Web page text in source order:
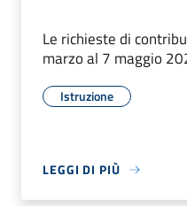
Le richieste di
marzo al 7 maggio
Istruzione
LEGGI DI PIÙ